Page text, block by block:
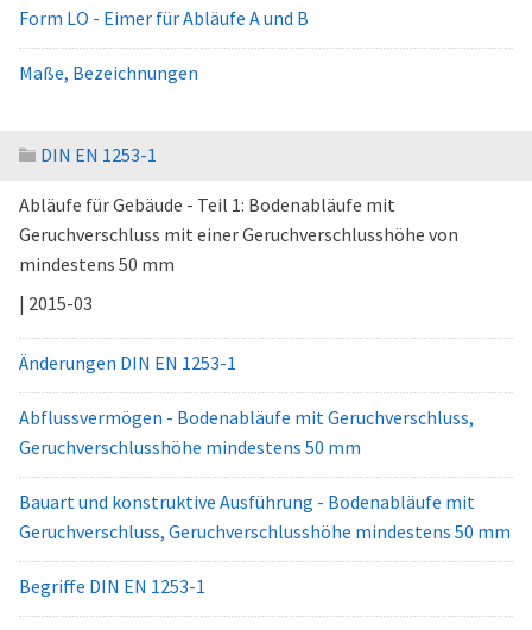
Form LO - Eimer für Abläufe A und B
Maße, Bezeichnungen
DIN EN 1253-1
Abläufe für Gebäude - Teil 1: Bodenabläufe mit
Geruchverschluss mit einer Geruchverschlusshöhe von
mindestens 50 mm
| 2015-03
Änderungen DIN EN 1253-1
Abflussvermögen - Bodenabläufe mit Geruchverschluss,
Geruchverschlusshöhe mindestens 50 mm
Bauart und konstruktive Ausführung - Bodenabläufe mit
Geruchverschluss, Geruchverschlusshöhe mindestens 50 mm
Begriffe DIN EN 1253-1